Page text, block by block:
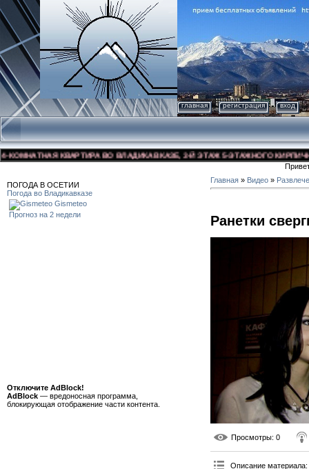
главная регистрация вход
КВАРТИРА ВО ВЛАДИКАВКАЗЕ, 3-Й ЭТАЖ 5-ЭТАЖНОГО
ПОГОДА В ОСЕТИИ
Погода во Владикавказе
Gismeteo
Прогноз на 2 недели
Отключите AdBlock!
AdBlock — вредоносная программа,
блокирующая отображение части контента.
Главная » Видео »
Ранетки
Просмотры: 0
Описание материала: